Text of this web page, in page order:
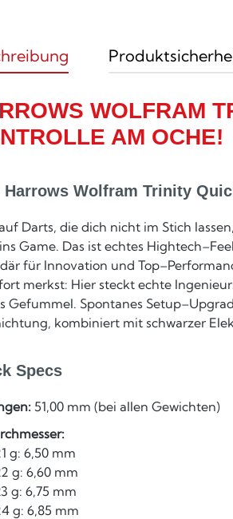
WOLFRAM
AM OCHE!
Harrows Wolfram Trinity
Darts, die dich nicht im Stich
Game. Das ist echtes
für Innovation und
merkst: Hier steckt echte
Gefummel. Spontanes
kombiniert mit schwarzer
Specs
51,00 mm (bei allen Gewichten)
g: 6,50 mm
g: 6,60 mm
g: 6,75 mm
g: 6,85 mm